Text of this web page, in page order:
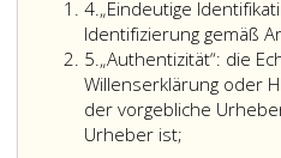
7,)
durch
die
geeignet
4.Ziffer
4
„Eindeutige
Identifizierung gemäß
5.Ziffer
5
„Authentizität“: die
Willenserklärung oder
der vorgebliche
Urheber ist;